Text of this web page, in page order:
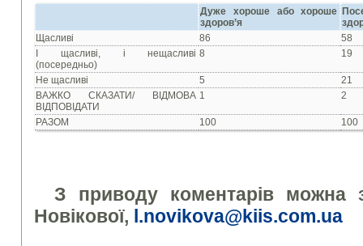
Дуже хороше або хороше
здоров’я
Щасливі
86
58
І щасливі, і нещасливі
(посередньо)
8 19
Не щасливі 5
21
ВАЖКО СКАЗАТИ/ ВІДМОВА
ВІДПОВІДАТИ
1 2
РАЗОМ 100 100
З приводу коментарів можна
Новікової, l.novikova@kiis.com.ua